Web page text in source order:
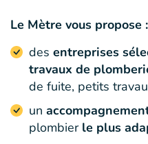
Le Mètre vous propose :
des entreprises
travaux de
de fuite, petits
un
plombier le plus